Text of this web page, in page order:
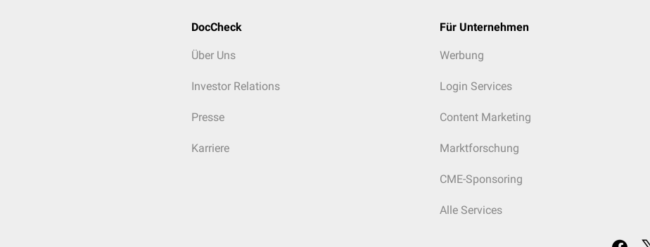
DocCheck
Über Uns
Investor Relations
Presse
Karriere
Für Unternehmen
Werbung
Login Services
Content Marketing
Marktforschung
CME-Sponsoring
Alle Services